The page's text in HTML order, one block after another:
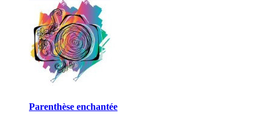
Parenthèse enchantée